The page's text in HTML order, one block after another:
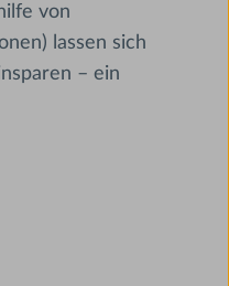
von
lassen sich
– ein